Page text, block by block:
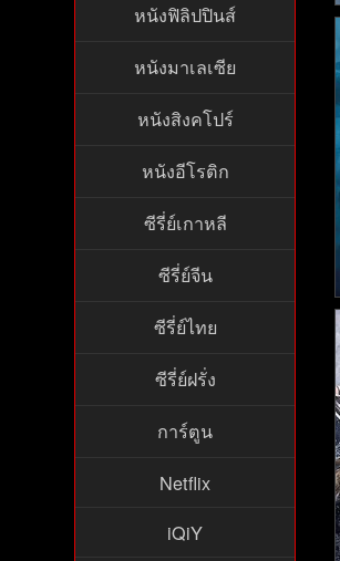
หนังฟิลิปปินส์
หนังมาเลเซีย
หนังสิงคโปร์
หนังอีโรติก
ซีรี่ย์เกาหลี
ซีรี่ย์จีน
ซีรี่ย์ไทย
ซีรี่ย์ฝรั่ง
การ์ตูน
Netflix
iQiY